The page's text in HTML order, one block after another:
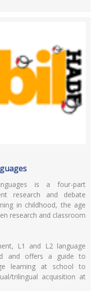
is a four-part
research and debate
in childhood, the age
research and classroom
L1 and L2 language
and offers a guide to
learning at school to
trilingual acquisition at